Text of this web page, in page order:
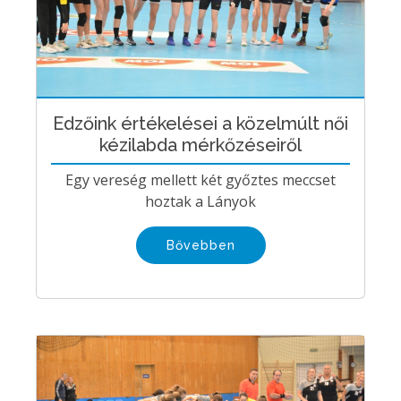
Edzőink értékelései a közelmúlt női
kézilabda mérkőzéseiről
Egy vereség mellett két győztes meccset
hoztak a Lányok
Bővebben